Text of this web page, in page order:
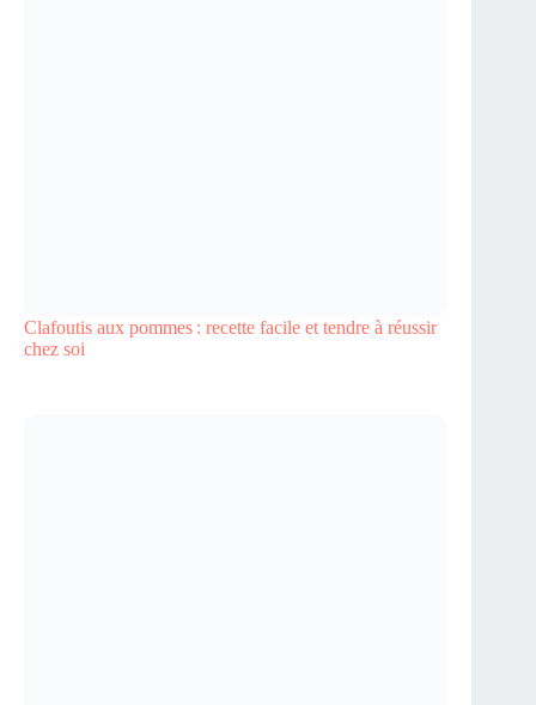
Clafoutis aux pommes : recette facile et tendre à réussir
chez soi